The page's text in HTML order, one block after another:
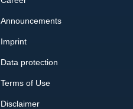
Announcements
Imprint
Data protection
Terms of Use
Disclaimer